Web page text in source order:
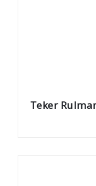
Teker